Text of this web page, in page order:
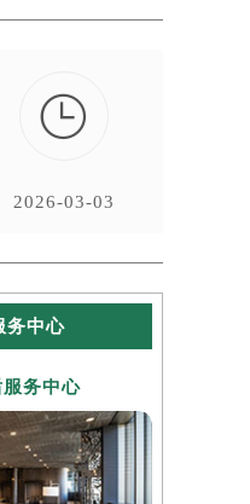

2026-03-03
务中心
务中心